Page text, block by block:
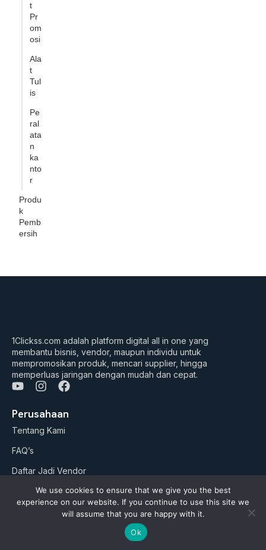
t
Pr
om
osi
Ala
t
Tul
is
Pe
ral
ata
n
ka
nto
r
Produ
k
Pemb
ersih
1Clickss.com adalah platform digital all in one yang
membantu bisnis, vendor, maupun individu untuk
mempromosikan produk, mencari supplier, hingga
memperluas jaringan dengan mudah dan cepat.
Y
u
t
u
b
e
I
s
t
a
a
F
c
e
b
k
Perusahaan
Tentang Kami
FAQ’s
Daftar Jadi Vendor
Daftar Jadi Agen
We use cookies to ensure that we give you the best
experience on our website. If you continue to use this site we
will assume that you are happy with it.
Ok